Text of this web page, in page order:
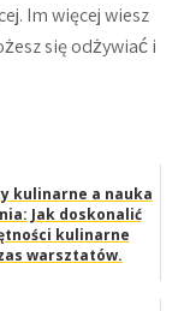
Im więcej wiesz
się odżywiać i
kulinarne a nauka
Jak doskonalić
kulinarne
warsztatów.